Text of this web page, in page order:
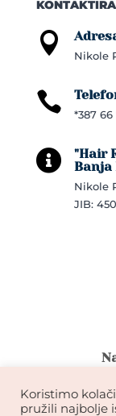
 Nikole
 *387

"Hair
Banja
Nikole
JIB:
Koristimo
pružili najbolje